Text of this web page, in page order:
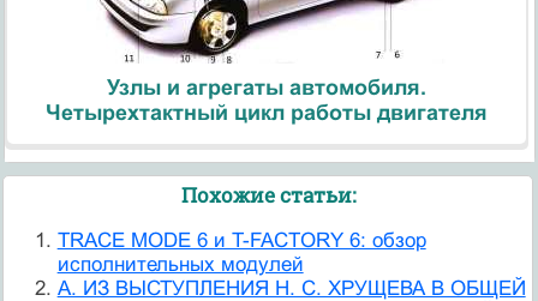
Узлы и агрегаты автомобиля.
Четырехтактный цикл работы двигателя
Похожие статьи:
TRACE MODE 6 и T-FACTORY 6: обзор
исполнительных модулей
А. ИЗ ВЫСТУПЛЕНИЯ Н. С. ХРУЩЕВА В ОБЩЕЙ